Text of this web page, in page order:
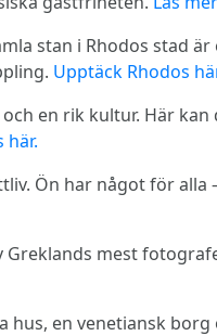
stan i Rhodos stad
Upptäck Rhodos
en rik kultur. Här
här.
Ön har något för alla
mest
en venetiansk borg